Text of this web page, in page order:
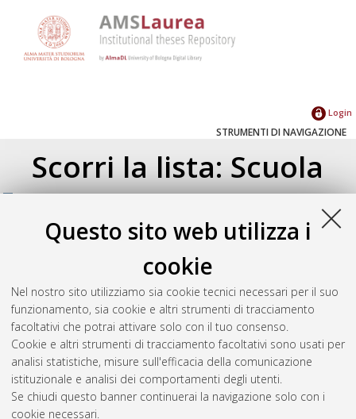
Questo sito web utilizza i
cookie
Nel nostro sito utilizziamo sia cookie tecnici necessari per il suo
funzionamento, sia cookie e altri strumenti di tracciamento
facoltativi che potrai attivare solo con il tuo consenso.
Cookie e altri strumenti di tracciamento facoltativi sono usati per
analisi statistiche, misure sull'efficacia della comunicazione
istituzionale e analisi dei comportamenti degli utenti.
Se chiudi questo banner continuerai la navigazione solo con i
cookie necessari.
Login
STRUMENTI DI NAVIGAZIONE
Scorri la lista: Scuola
Su di un livello
Corso di studio(2)
Ingegneria aerospaziale [L-Ante DM509] -
Seleziona un valore dall'elenco sottostante.
2016(1)
2012(1)